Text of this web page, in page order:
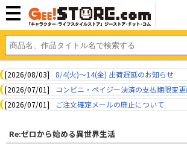
[2026/08/03]
8/4(火)～14(金) 出荷遅延のお知らせ
[2026/07/01]
コンビニ・ペイジー決済の支払期限変
[2026/07/01]
ご注文確定メールの廃止について
Re:ゼロから始める異世界生活